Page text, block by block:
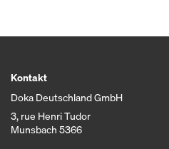
Kontakt
Doka Deutschland GmbH
3, rue Henri Tudor
Munsbach 5366